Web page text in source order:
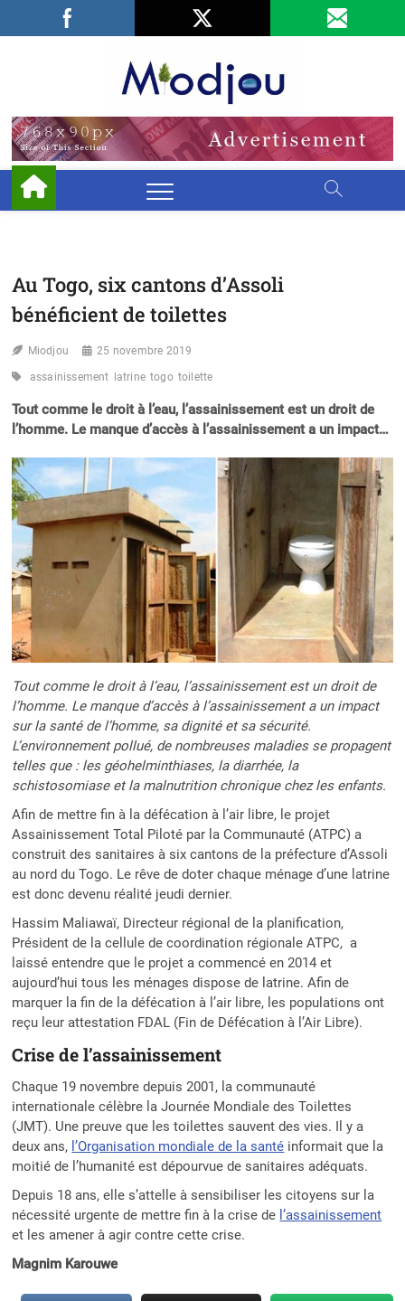
Facebook
LinkedIn
Au Togo, six cantons d’Assoli
bénéficient de toilettes
Miodjou 25 novembre 2019
assainissement latrine togo toilette
Tout comme le droit à l’eau, l’assainissement est un droit de
l’homme. Le manque d’accès à l’assainissement a un impact…
Tout comme le droit à l’eau, l’assainissement est un droit de
l’homme. Le manque d’accès à l’assainissement a un impact
sur la santé de l’homme, sa dignité et sa sécurité.
L’environnement pollué, de nombreuses maladies se propagent
telles que : les géohelminthiases, la diarrhée, la
schistosomiase et la malnutrition chronique chez les enfants.
Afin de mettre fin à la défécation à l’air libre, le projet
Assainissement Total Piloté par la Communauté (ATPC) a
construit des sanitaires à six cantons de la préfecture d’Assoli
au nord du Togo. Le rêve de doter chaque ménage d’une latrine
est donc devenu réalité jeudi dernier.
Hassim Maliawaï, Directeur régional de la planification,
Président de la cellule de coordination régionale ATPC, a
laissé entendre que le projet a commencé en 2014 et
aujourd’hui tous les ménages dispose de latrine. Afin de
marquer la fin de la défécation à l’air libre, les populations ont
reçu leur attestation FDAL (Fin de Défécation à l’Air Libre).
Crise de l’assainissement
Chaque 19 novembre depuis 2001, la communauté
internationale célèbre la Journée Mondiale des Toilettes
(JMT). Une preuve que les toilettes sauvent des vies. Il y a
deux ans, l’Organisation mondiale de la santé informait que la
moitié de l’humanité est dépourvue de sanitaires adéquats.
Depuis 18 ans, elle s’attelle à sensibiliser les citoyens sur la
nécessité urgente de mettre fin à la crise de l’assainissement
et les amener à agir contre cette crise.
Magnim Karouwe